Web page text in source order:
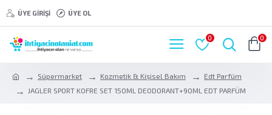
ÜYE GIRIŞI ÜYE OL
0 0
Süpermarket Kozmetik & Kişisel Bakım
Edt Parfüm
JAGLER SPORT KOFRE SET 150ML DEODORANT+90ML EDT PARFÜM